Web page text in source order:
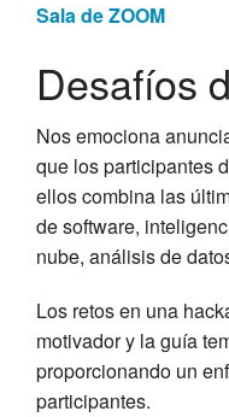
Sala de ZOOM
Desafíos
Nos emociona
que los participantes
ellos combina las
de software,
nube, análisis de
Los retos en una
motivador y la guía
proporcionando un
participantes.